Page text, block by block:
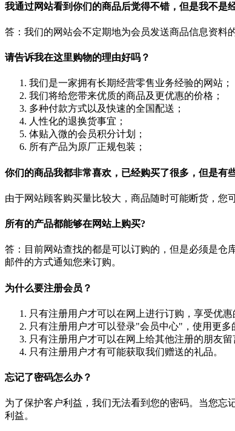
我通过网站看到你们的商品后觉得不错，但是我不是
答：我们的网站会不定期地为会员发送商品信息资料
请告诉我在这里购物的理由好吗？
我们是一家拥有长期经营零售业务经验的网站；
我们将给您带来优质的商品及更优惠的价格；
多种付款方式以及快速的全国配送；
人性化的退换货事宜；
体贴入微的会员积分计划；
所有产品为原厂正规包装；
你们的商品我都非常喜欢，已经购买了很多，但是有
由于网站顾客购买量比较大，商品随时可能断货，您
所有的产品都能够在网站上购买?
答：目前网站查找的都是可以订购的，但是必须是仓
邮件的方式通知您来订购。
为什么要注册会员？
只有注册用户才可以在网上进行订购，享受优惠
只有注册用户才可以登录"会员中心"，使用更多
只有注册用户才可以在网上给其他注册的朋友留
只有注册用户才有可能获取我们赠送的礼品。
忘记了密码怎么办？
为了保护客户利益，我们无法看到您的密码。当您
利益。